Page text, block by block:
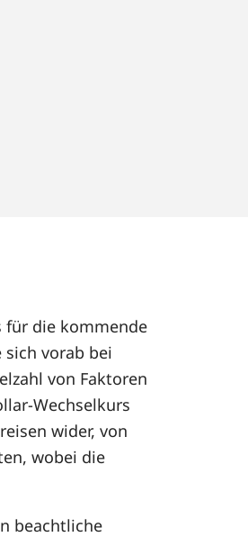
für die kommende
vorab bei
von Faktoren
Wechselkurs
wider, von
wobei die
beachtliche